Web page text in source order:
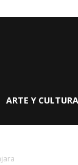
ARTE Y CULTURA